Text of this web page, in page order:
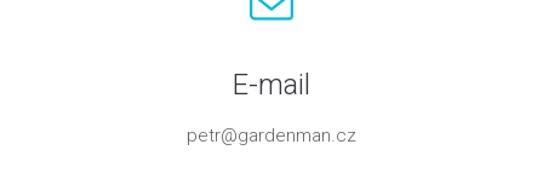
E-mail
petr@gardenman.cz